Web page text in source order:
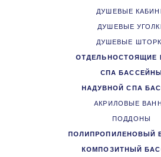
ДУШЕВЫЕ
ДУШЕВЫЕ
ДУШЕВЫЕ
ОТДЕЛЬНОСТОЯЩИЕ
СПА БАССЕЙНЫ
НАДУВНОЙ СПА
АКРИЛОВЫЕ
ПОДДОНЫ
ПОЛИПРОПИЛЕНОВЫЙ
КОМПОЗИТНЫЙ